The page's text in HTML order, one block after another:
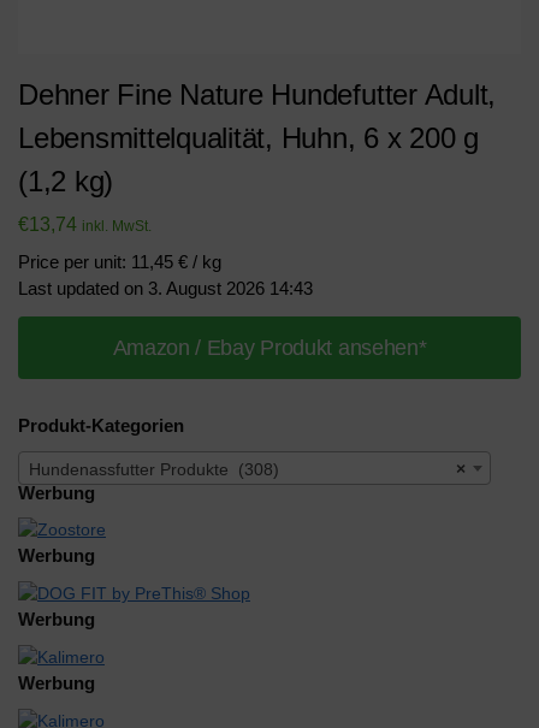
Dehner Fine Nature Hundefutter Adult,
Lebensmittelqualität, Huhn, 6 x 200 g
(1,2 kg)
€13,74 inkl. MwSt.
Price per unit: 11,45 € / kg
Last updated on 3. August 2026 14:43
Amazon / Ebay Produkt ansehen*
Produkt-Kategorien
×
Hundenassfutter Produkte (308)
Werbung
Werbung
Werbung
Werbung